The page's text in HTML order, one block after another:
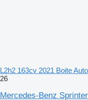
L2h2 163cv 2021 Boite
26
Mercedes-Benz